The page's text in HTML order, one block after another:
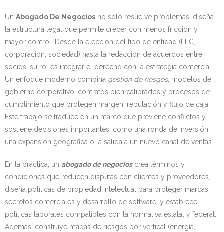
Un Abogado De Negocios no solo resuelve problemas; diseña
la estructura legal que permite crecer con menos fricción y
mayor control. Desde la elección del tipo de entidad (LLC,
corporación, sociedad) hasta la redacción de acuerdos entre
socios, su rol es integrar el derecho con la estrategia comercial.
Un enfoque moderno combina gestión de riesgos, modelos de
gobierno corporativo, contratos bien calibrados y procesos de
cumplimiento que protegen margen, reputación y flujo de caja.
Este trabajo se traduce en un marco que previene conflictos y
sostiene decisiones importantes, como una ronda de inversión,
una expansión geográfica o la salida a un nuevo canal de ventas.
En la práctica, un abogado de negocioscrea términos y
condiciones que reducen disputas con clientes y proveedores,
diseña políticas de propiedad intelectual para proteger marcas,
secretos comerciales y desarrollo de software, y establece
políticas laborales compatibles con la normativa estatal y federal.
Además, construye mapas de riesgos por vertical (energía,